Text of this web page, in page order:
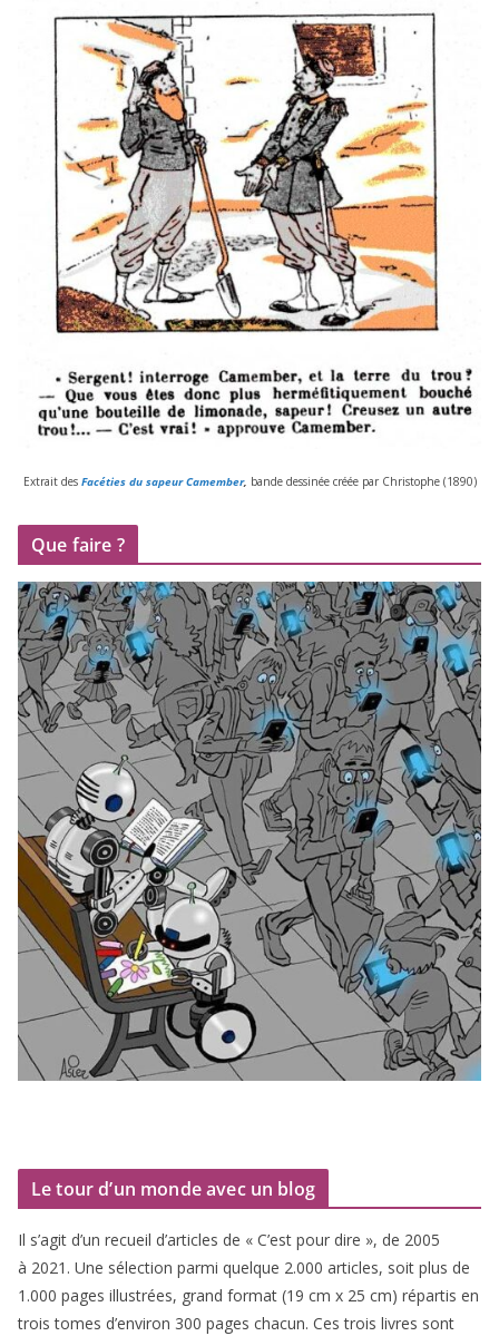
Extrait desFacéties du sapeur Camember, bande des­si­née créée par Christophe (1890)
Que faire ?
Le tour d’un monde avec un blog
Il s’agit d’un recueil d’ar­ticles de « C’est pour dire », de 2005
à 2021 . Une sélec­tion par­mi quelque 2.000 articles, soit plus de
1 .000 pages illus­trées, grand for­mat (19 cm x 25 cm) répar­tis en
trois tomes d’environ 300 pages cha­cun. Ces trois livres sont